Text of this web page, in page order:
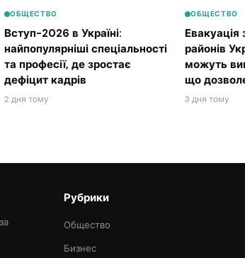
ОБЩЕСТВО
Вступ-2026 в Україні:
найпопулярніші спеціальності
та професії, де зростає
дефіцит кадрів
2 дня тому
ОБЩЕСТВО
Евакуація
районів
можуть
що
3 дня тому
Рубрики
Общество
Бизнес